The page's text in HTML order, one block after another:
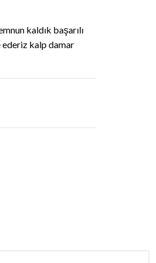
kaldık başarılı
ederiz kalp damar